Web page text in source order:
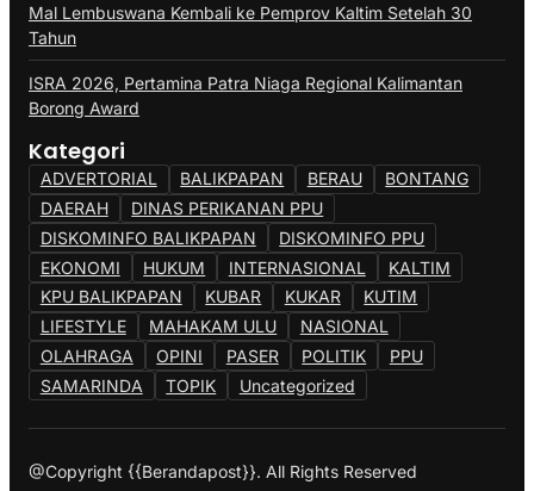
Mal Lembuswana Kembali ke Pemprov Kaltim Setelah 30
Tahun
ISRA 2026, Pertamina Patra Niaga Regional Kalimantan
Borong Award
Kategori
ADVERTORIAL BALIKPAPAN BERAU
BONTANG
DAERAH
DINAS PERIKANAN PPU
DISKOMINFO BALIKPAPAN
DISKOMINFO PPU
EKONOMI
HUKUM INTERNASIONAL
KALTIM
KPU BALIKPAPAN
KUBAR KUKAR
KUTIM
LIFESTYLE
MAHAKAM ULU
NASIONAL
OLAHRAGA
OPINI PASER POLITIK
PPU
SAMARINDA
TOPIK Uncategorized
@Copyright {{Berandapost}}. All Rights Reserved